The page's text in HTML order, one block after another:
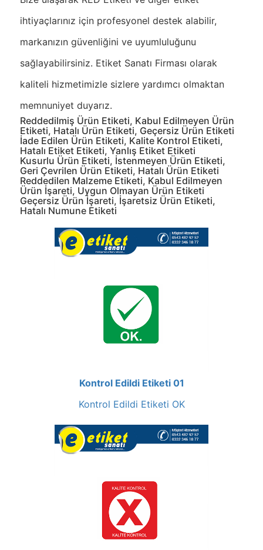
ihtiyaçlarınız için profesyonel destek alabilir,
markanızın güvenliğini ve uyumluluğunu
sağlayabilirsiniz. Etiket Sanatı Firması olarak
kaliteli hizmetimizle sizlere yardımcı olmaktan
memnuniyet duyarız.
Reddedilmiş Ürün Etiketi, Kabul Edilmeyen Ürün
Etiketi, Hatalı Ürün Etiketi, Geçersiz Ürün Etiketi
İade Edilen Ürün Etiketi, Kalite Kontrol Etiketi,
Hatalı Etiket Etiketi, Yanlış Etiket Etiketi
Kusurlu Ürün Etiketi, İstenmeyen Ürün Etiketi,
Geri Çevrilen Ürün Etiketi, Hatalı Ürün Etiketi
Reddedilen Malzeme Etiketi, Kabul Edilmeyen
Ürün İşareti, Uygun Olmayan Ürün Etiketi
Geçersiz Ürün İşareti, İşaretsiz Ürün Etiketi,
Hatalı Numune Etiketi
Kontrol Edildi Etiketi 01
Kontrol Edildi Etiketi OK